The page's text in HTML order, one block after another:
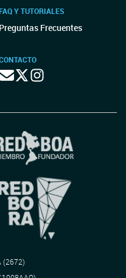
Y TUTORIALES
Preguntas Frecuentes
(2672)